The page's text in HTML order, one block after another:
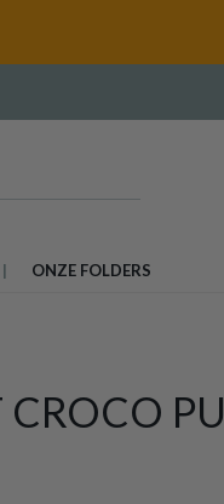
ONZE FOLDERS
PU